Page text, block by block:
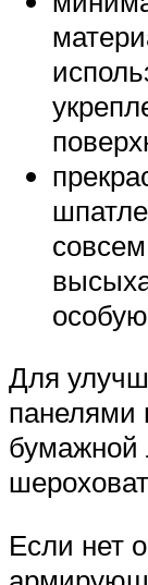
Для
панелями
бумажной
Если нет